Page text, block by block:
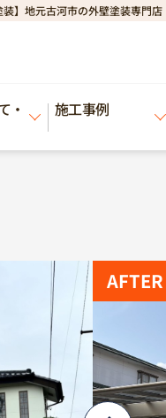
装】地元古河市の外壁塗装専門
・ 施工事例
AFTER